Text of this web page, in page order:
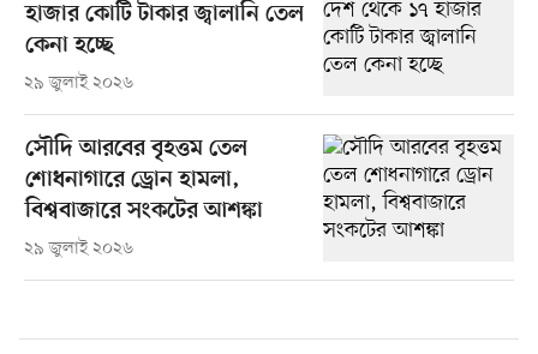
হাজার কোটি টাকার জ্বালানি তেল
কেনা হচ্ছে
২৯ জুলাই ২০২৬
সৌদি আরবের বৃহত্তম তেল
শোধনাগারে ড্রোন হামলা,
বিশ্ববাজারে সংকটের আশঙ্কা
২৯ জুলাই ২০২৬